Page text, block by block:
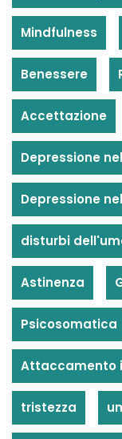
Mindfulness
Benessere
Accettazione
Depressione
Depressione
disturbi
Astinenza
Psicosomatica
Attaccamento
tristezza